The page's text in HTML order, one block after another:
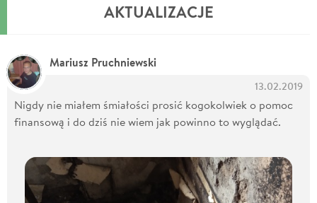
AKTUALIZACJE
Mariusz Pruchniewski
13.02.2019
Nigdy nie miałem śmiałości prosić kogokolwiek o pomoc
finansową i do dziś nie wiem jak powinno to wyglądać.